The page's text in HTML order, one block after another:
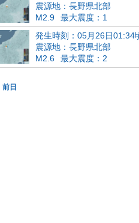
震源地：長野県北部
M2.9
最大震度：1
発生時刻：05月26日01:34
震源地：長野県北部
M2.6
最大震度：2
前日